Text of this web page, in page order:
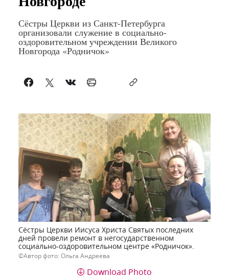
Сёстры Церкви из Санкт-Петербурга
организовали служение в социально-
оздоровительном учреждении Великого
Новгорода «Родничок»
Сёстры Церкви Иисуса Христа Святых последних
дней провели ремонт в негосударственном
социально-оздоровительном центре «Родничок».
Автор фото: Ольга Андреева
Download Photo